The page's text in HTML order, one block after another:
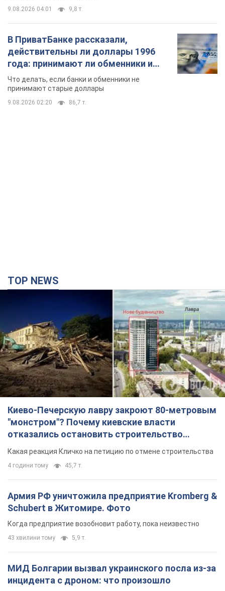
Киево-Печерскую лавру закроют 80-метровым
"монстром"? Почему киевские власти
отказались остановить строительство
небоскреба "московского верующего"
Какая реакция Кличко на петицию по отмене строительства
4 години тому 45,7 т.
Армия РФ уничтожила предприятие Kromberg &
Schubert в Житомире. Фото
Когда предприятие возобновит работу, пока неизвестно
43 хвилини тому 5,9 т.
МИД Болгарии вызвал украинского посла из-за
инцидента с дроном: что произошло
Беседа состоится 10 августа
4 години тому 6,5 т.